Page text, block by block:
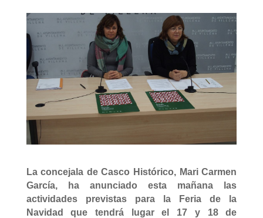
La concejala de Casco Histórico, Mari Carmen
García, ha anunciado esta mañana las
actividades previstas para la Feria de la
Navidad que tendrá lugar el 17 y 18 de